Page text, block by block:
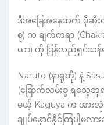
ဒီအခြေအနေထက် ပိုဆို
စု) က ချက်ကရာ
ယာ) ကို ပြန်လည်ရှင်သန်
Naruto (နာရုတို) နဲ့
(ခြောက်လမ်းခွ ရသေ့
မယ့် Kaguya က အာ
ချုပ်နှောင်နိုင်ကြပါ့မ